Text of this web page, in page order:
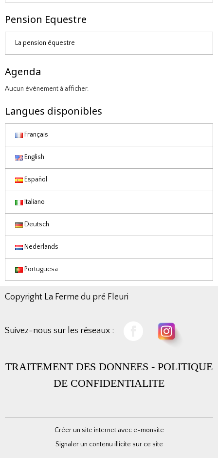
Pension Equestre
La pension équestre
Agenda
Aucun évènement à afficher.
Langues disponibles
Français
English
Español
Italiano
Deutsch
Nederlands
Portuguesa
Copyright La Ferme du pré Fleuri
Suivez-nous sur les réseaux :
TRAITEMENT DES DONNEES - POLITIQUE
DE CONFIDENTIALITE
Créer un site internet avec e-monsite
Signaler un contenu illicite sur ce site